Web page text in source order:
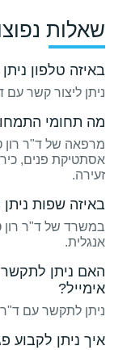
שאלות
באיזה טלפון
ניתן ליצור קשר עם ד"ר
מה תחומי
מרפאה של ד"ר רון
אסתטיקת פנים,
זעירה.
באיזה שפות
במשרד של ד"ר רון
אנגלית.
האם ניתן
אימייל?
ניתן לתקשר עם ד"ר
איך ניתן לקבוע